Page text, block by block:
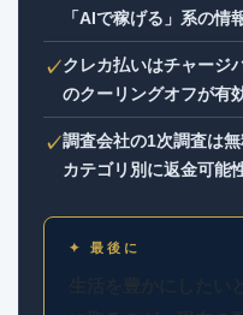
「AIで稼げる」系の情
✓クレカ払いはチャージ
のクーリングオフが有
✓調査会社の1次調査は
カテゴリ別に返金可能
✦ 最後に